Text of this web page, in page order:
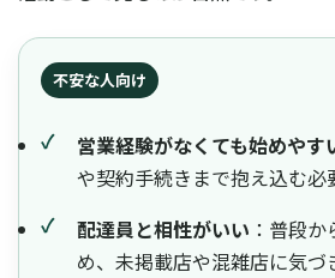
不安な人向け
営業経験がなくても始めやす
や契約手続きまで抱え込む必
配達員と相性がいい ：普段
め、未掲載店や混雑店に気づ